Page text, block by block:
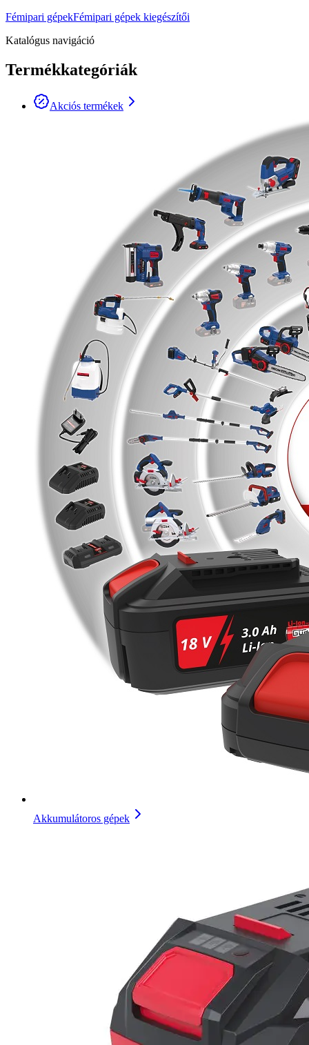
Fémipari gépekFémipari gépek kiegészítői
Katalógus navigáció
Termékkategóriák
Akciós termékek
Akkumulátoros gépek